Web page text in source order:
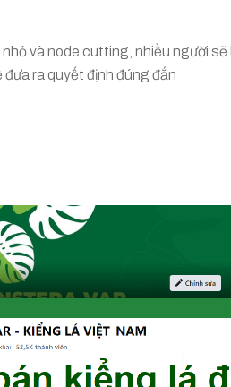
và node cutting, nhiều người sẽ
ra quyết định đúng đắn